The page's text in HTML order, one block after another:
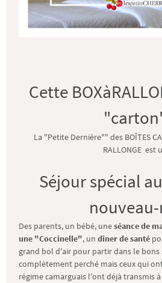
Cette
La "Petite Dernière"" des BOÎTES
RALLONGE est
Séjour spécial
Des parents, un bébé, uneséance de
une "Coccinelle", un dîner de santé
grand bol d'air pour partir dans le bons
complètement perché mais ceux qui
régime camarguais l'ont déjà transmis